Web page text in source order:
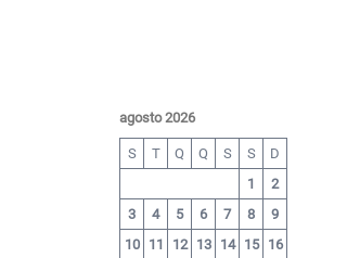
agosto 2026
S T Q Q S S
D
1
2
3
4 5 6 7 8
9
10
11 12 13 14 15
16